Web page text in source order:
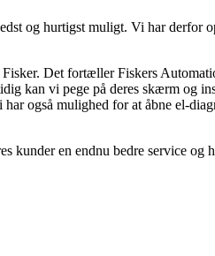
og hurtigst muligt. Vi har derfor
Det fortæller Fiskers
kan vi pege på deres skærm og
også mulighed for at åbne el-
en endnu bedre service og